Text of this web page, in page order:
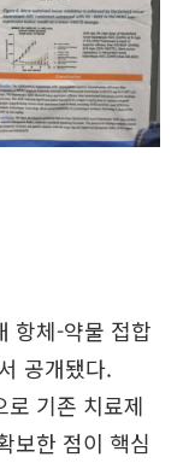
항체-약물 접합
공개됐다.
기존 치료제
보한 점이 핵심